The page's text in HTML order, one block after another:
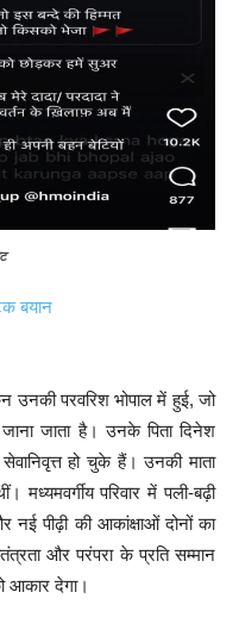
बयान
उनकी परवरिश भोपाल में हुई, जो
जाता है। उनके पिता दिनेश
हो चुके हैं। उनकी माता
मध्यमवर्गीय परिवार में पली-बढ़ी
नई पीढ़ी की आकांक्षाओं दोनों का
और परंपरा के प्रति सम्मान
आकार देगा।